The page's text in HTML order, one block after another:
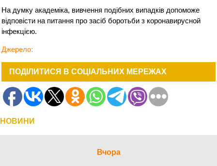
На думку академіка, вивчення подібних випадків допоможе
відповісти на питання про засіб боротьби з коронавирусной
інфекцією.
Джерело:
ПОДІЛИТИСЯ В СОЦІАЛЬНИХ МЕРЕЖАХ
НОВИНИ
Вчора